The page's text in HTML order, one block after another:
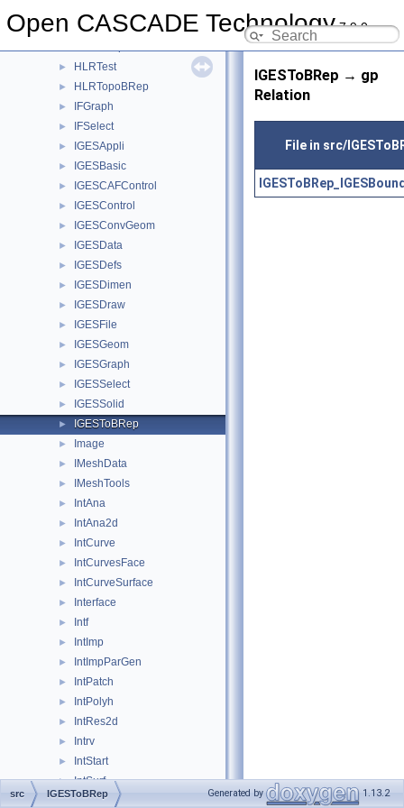
Open CASCADE Technology7.9.0
HLRAppli
► HLRTest
► HLRTopoBRep
► IFGraph
► IFSelect
► IGESAppli
► IGESBasic
► IGESCAFControl
► IGESControl
► IGESConvGeom
► IGESData
► IGESDefs
► IGESDimen
► IGESDraw
► IGESFile
► IGESGeom
► IGESGraph
► IGESSelect
► IGESSolid
► IGESToBRep
► Image
► IMeshData
► IMeshTools
► IntAna
► IntAna2d
► IntCurve
► IntCurvesFace
► IntCurveSurface
► Interface
► Intf
► IntImp
► IntImpParGen
► IntPatch
► IntPolyh
► IntRes2d
► Intrv
► IntStart
► IntSurf
► IntTools
IGESToBRep → gp
Relation
File in src/
src IGESToBRep Generated by 1.13.2